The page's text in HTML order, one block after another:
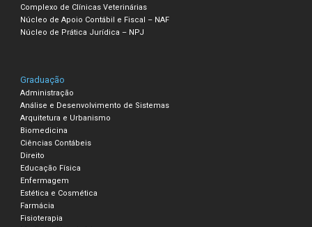
Complexo de Clínicas Veterinárias
Núcleo de Apoio Contábil e Fiscal – NAF
Núcleo de Prática Jurídica – NPJ
Graduação
Administração
Análise e Desenvolvimento de Sistemas
Arquitetura e Urbanismo
Biomedicina
Ciências Contábeis
Direito
Educação Física
Enfermagem
Estética e Cosmética
Farmácia
Fisioterapia